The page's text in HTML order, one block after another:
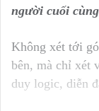
người cuối
Không xét tới
bên, mà chỉ xét
duy logic, diễn